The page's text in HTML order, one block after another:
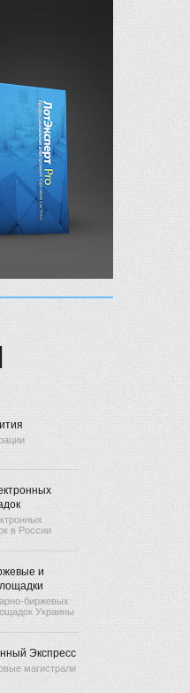
в России
и
биржевых
Украины
Экспресс
магистрали